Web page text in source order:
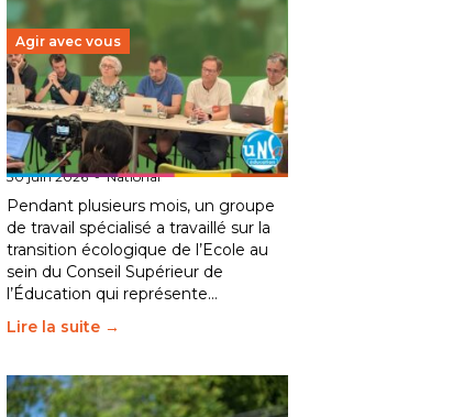
Agir avec vous
Transition écologique de
l’éducation : l’UNSA Éducation
fait bouger les lignes
30 juin 2026-National
Pendant plusieurs mois, un groupe
de travail spécialisé a travaillé sur la
transition écologique de l’Ecole au
sein du Conseil Supérieur de
l’Éducation qui représente…
Lire la suite →